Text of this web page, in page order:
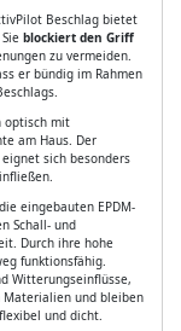
Beschlag bietet
blockiert den Griff
zu vermeiden.
er bündig im Rahmen
optisch mit
am Haus. Der
sich besonders
eingebauten EPDM-
Schall- und
Durch ihre hohe
funktionsfähig.
Witterungseinflüsse,
Materialien und bleiben
und dicht.